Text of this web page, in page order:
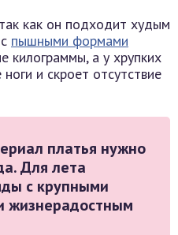
как он подходит худым
пышными формами
килограммы, а у хрупких
и скроет отсутствие
платья нужно
Для лета
с крупными
жизнерадостным